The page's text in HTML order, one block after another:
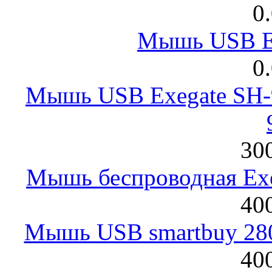
Мышь USB
Мышь USB Exegate
Мышь беспроводная
Мышь USB smartbuy